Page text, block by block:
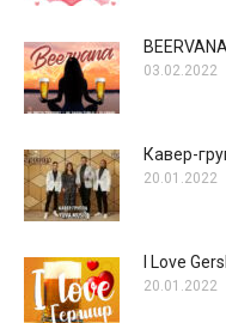
03.02.2022
Кавер-
20.01.2022
I Love
20.01.2022